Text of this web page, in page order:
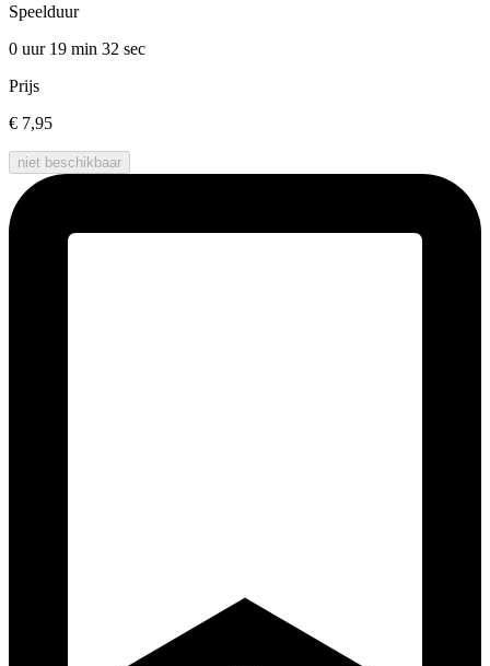
Speelduur
0 uur 19 min 32 sec
Prijs
€ 7,95
niet beschikbaar